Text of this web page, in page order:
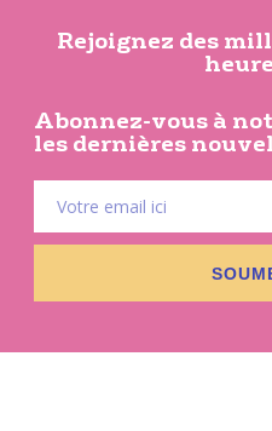
Rejoignez des
Abonnez-vous à
les dernières